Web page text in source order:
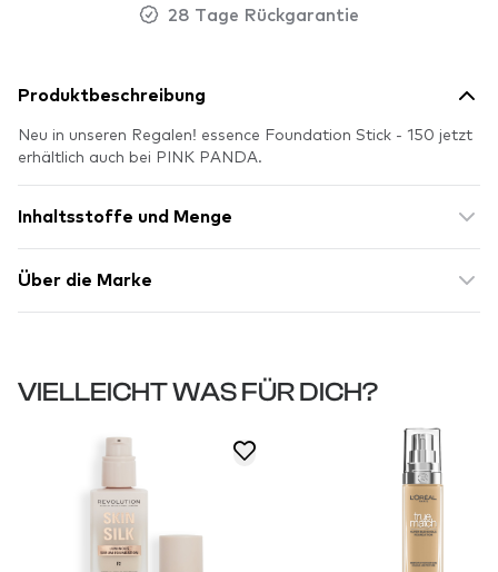
28 Tage Rückgarantie
Produktbeschreibung
Neu in unseren Regalen! essence Foundation Stick - 150 jetzt
erhältlich auch bei PINK PANDA.
Inhaltsstoffe und Menge
Über die Marke
VIELLEICHT WAS FÜR DICH?